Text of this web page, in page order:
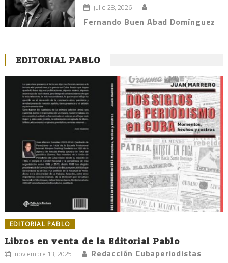
julio 28, 2026
Fernando Buen Abad Domínguez
EDITORIAL PABLO
EDITORIAL PABLO
Libros en venta de la Editorial Pablo
noviembre 13, 2025 Redacción Cubaperiodistas